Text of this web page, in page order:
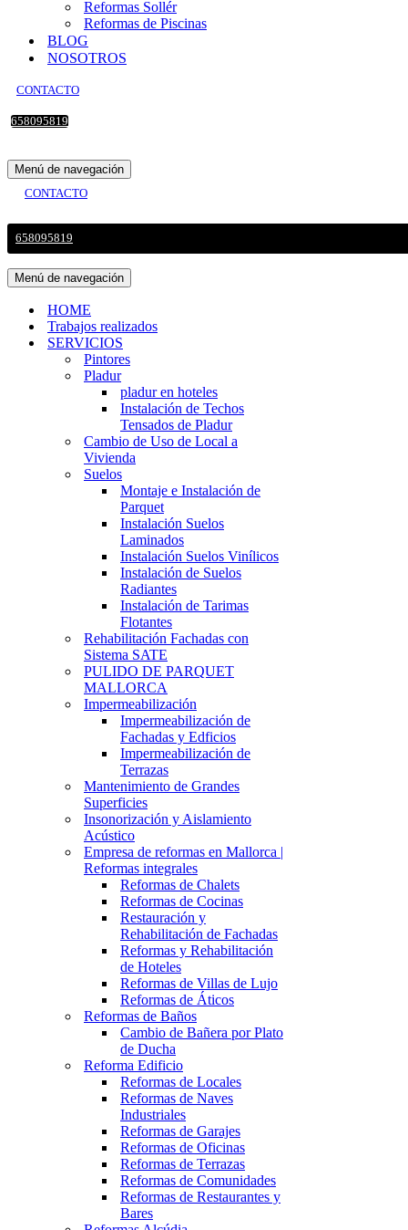
Reformas Sollér
Reformas de Piscinas
BLOG
NOSOTROS
CONTACTO
658095819
Menú de navegación
CONTACTO
658095819
Menú de navegación
HOME
Trabajos realizados
SERVICIOS
Pintores
Pladur
pladur en hoteles
Instalación de Techos
Tensados de Pladur
Cambio de Uso de Local a
Vivienda
Suelos
Montaje e Instalación de
Parquet
Instalación Suelos
Laminados
Instalación Suelos Vinílicos
Instalación de Suelos
Radiantes
Instalación de Tarimas
Flotantes
Rehabilitación Fachadas con
Sistema SATE
PULIDO DE PARQUET
MALLORCA
Impermeabilización
Impermeabilización de
Fachadas y Edficios
Impermeabilización de
Terrazas
Mantenimiento de Grandes
Superficies
Insonorización y Aislamiento
Acústico
Empresa de reformas en Mallorca |
Reformas integrales
Reformas de Chalets
Reformas de Cocinas
Restauración y
Rehabilitación de Fachadas
Reformas y Rehabilitación
de Hoteles
Reformas de Villas de Lujo
Reformas de Áticos
Reformas de Baños
Cambio de Bañera por Plato
de Ducha
Reforma Edificio
Reformas de Locales
Reformas de Naves
Industriales
Reformas de Garajes
Reformas de Oficinas
Reformas de Terrazas
Reformas de Comunidades
Reformas de Restaurantes y
Bares